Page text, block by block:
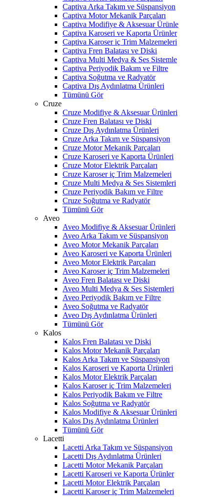
Captiva Arka Takım ve Süspansiyon
Captiva Motor Mekanik Parçaları
Captiva Modifiye & Aksesuar Ürünle
Captiva Karoseri ve Kaporta Ürünler
Captiva Karoser iç Trim Malzemeleri
Captiva Fren Balatası ve Diski
Captiva Multi Medya & Ses Sistemle
Captiva Periyodik Bakım ve Filtre
Captiva Soğutma ve Radyatör
Captiva Dış Aydınlatma Ürünleri
Tümünü Gör
Cruze
Cruze Modifiye & Aksesuar Ürünleri
Cruze Fren Balatası ve Diski
Cruze Dış Aydınlatma Ürünleri
Cruze Arka Takım ve Süspansiyon
Cruze Motor Mekanik Parçaları
Cruze Karoseri ve Kaporta Ürünleri
Cruze Motor Elektrik Parçaları
Cruze Karoser iç Trim Malzemeleri
Cruze Multi Medya & Ses Sistemleri
Cruze Periyodik Bakım ve Filtre
Cruze Soğutma ve Radyatör
Tümünü Gör
Aveo
Aveo Modifiye & Aksesuar Ürünleri
Aveo Arka Takım ve Süspansiyon
Aveo Motor Mekanik Parçaları
Aveo Karoseri ve Kaporta Ürünleri
Aveo Motor Elektrik Parçaları
Aveo Karoser iç Trim Malzemeleri
Aveo Fren Balatası ve Diski
Aveo Multi Medya & Ses Sistemleri
Aveo Periyodik Bakım ve Filtre
Aveo Soğutma ve Radyatör
Aveo Dış Aydınlatma Ürünleri
Tümünü Gör
Kalos
Kalos Fren Balatası ve Diski
Kalos Motor Mekanik Parçaları
Kalos Arka Takım ve Süspansiyon
Kalos Karoseri ve Kaporta Ürünleri
Kalos Motor Elektrik Parçaları
Kalos Karoser iç Trim Malzemeleri
Kalos Periyodik Bakım ve Filtre
Kalos Soğutma ve Radyatör
Kalos Modifiye & Aksesuar Ürünleri
Kalos Dış Aydınlatma Ürünleri
Tümünü Gör
Lacetti
Lacetti Arka Takım ve Süspansiyon
Lacetti Dış Aydınlatma Ürünleri
Lacetti Motor Mekanik Parçaları
Lacetti Karoseri ve Kaporta Ürünler
Lacetti Motor Elektrik Parçaları
Lacetti Karoser iç Trim Malzemeleri